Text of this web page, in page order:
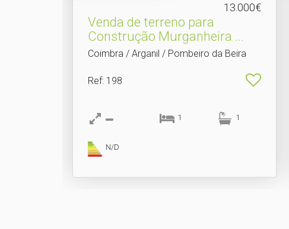
13.000€
Venda de terreno para
Construção Murganheira .​..
Coimbra / Arganil / Pombeiro da Beira
Ref: 198
1 1
N/D